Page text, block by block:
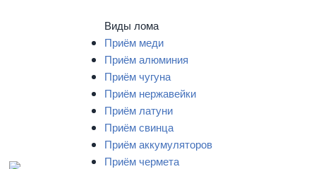
Виды лома
Приём меди
Приём алюминия
Приём чугуна
Приём нержавейки
Приём латуни
Приём свинца
Приём аккумуляторов
Приём чермета